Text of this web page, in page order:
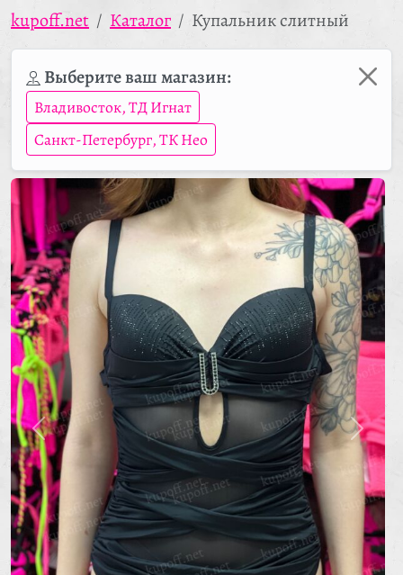
kupoff.net Каталог Купальник слитный
Выберите ваш магазин:
Владивосток, ТД Игнат
Санкт-Петербург, ТК Нео